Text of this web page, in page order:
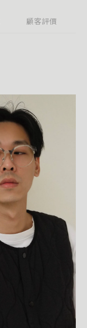
顧客評價